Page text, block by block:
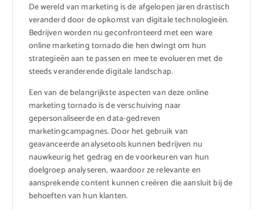
De wereld van marketing is de afgelopen jaren drastisch
veranderd door de opkomst van digitale technologieën.
Bedrijven worden nu geconfronteerd met een ware
online marketing tornado die hen dwingt om hun
strategieën aan te passen en mee te evolueren met de
steeds veranderende digitale landschap.
Een van de belangrijkste aspecten van deze online
marketing tornado is de verschuiving naar
gepersonaliseerde en data-gedreven
marketingcampagnes. Door het gebruik van
geavanceerde analysetools kunnen bedrijven nu
nauwkeurig het gedrag en de voorkeuren van hun
doelgroep analyseren, waardoor ze relevante en
aansprekende content kunnen creëren die aansluit bij de
behoeften van hun klanten.